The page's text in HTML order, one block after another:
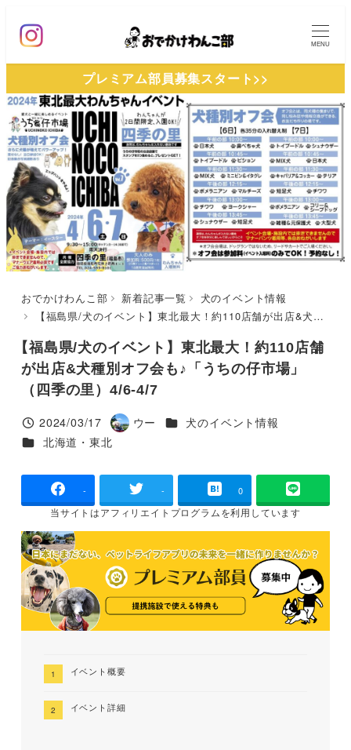
ン
ン
テ
ン
ツ
へ
移
動
MENU
プレミアム部員募集スタート>>
おでかけわんこ部 新着記事一覧
犬のイベント情報
【福島県/犬のイベント】東北最大！約110店舗が出店&犬種別オフ会も♪「うちの仔市場」（四季の里）4/6-4/7
【福島県/犬のイベント】東北最大！約110店舗
が出店&犬種別オフ会も♪「うちの仔市場」
（四季の里）4/6-4/7
投稿日
2024/03/17
著
者
ウー カテゴリー
犬のイベント情報
カテゴリー
北海道・東北
- - 0
当サイトはアフィリエイトプログラムを利用しています
イベント概要
イベント詳細